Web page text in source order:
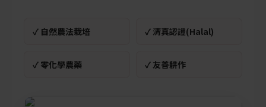
✓ 自然農法栽培 ✓ 清真認證(Halal)
✓ 零化學農藥 ✓ 友善耕作